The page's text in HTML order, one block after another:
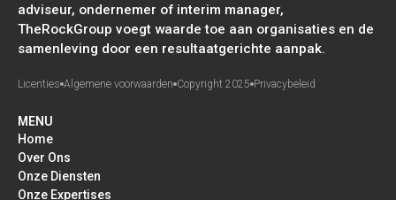
adviseur, ondernemer of interim manager,
TheRockGroup voegt waarde toe aan organisaties en de
samenleving door een resultaatgerichte aanpak.
Licenties Algemene voorwaarden Copyright 2025 Privacybeleid
MENU
Home
Over Ons
Onze Diensten
Onze Expertises